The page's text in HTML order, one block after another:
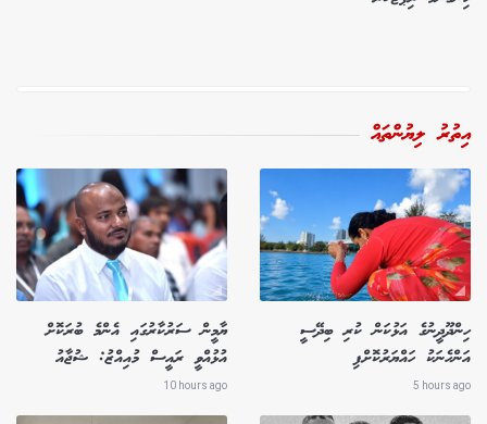
އިތުރު ލިޔުންތައް
ހިންދޫދީނުގެ އަޅުކަން ކުރި ބިދޭސީ
އަންހެނަކު ހައްޔަރުކޮށްފި
5 hours ago
ޔާމީން ސަރުކާރުގައި އެންމެ ބުރަކޮށް
އުޅުއްވީ ރައީސް މުއިއްޒު: ޝުޖާއު
10 hours ago